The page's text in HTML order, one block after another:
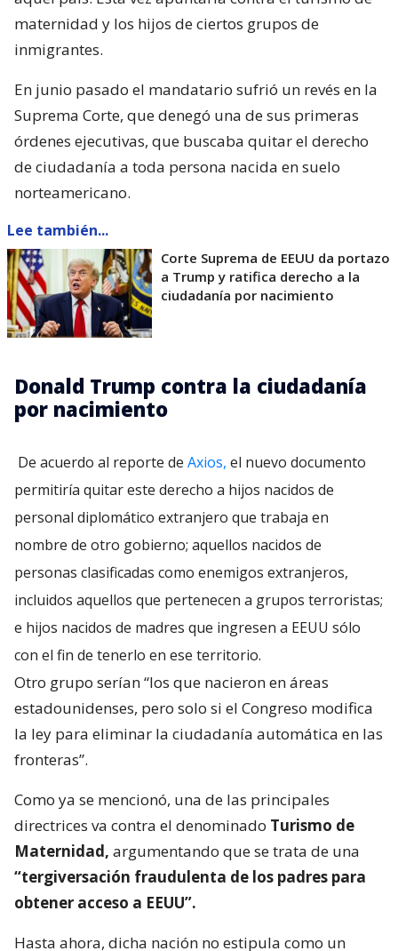
maternidad y los hijos de ciertos grupos de
inmigrantes.
En junio pasado el mandatario sufrió un revés en la
Suprema Corte, que denegó una de sus primeras
órdenes ejecutivas, que buscaba quitar el derecho
de ciudadanía a toda persona nacida en suelo
norteamericano.
Lee también...
Corte Suprema de EEUU da portazo
a Trump y ratifica derecho a la
ciudadanía por nacimiento
Donald Trump contra la ciudadanía
por nacimiento
De acuerdo al reporte de Axios, el nuevo documento
permitiría quitar este derecho a hijos nacidos de
personal diplomático extranjero que trabaja en
nombre de otro gobierno; aquellos nacidos de
personas clasificadas como enemigos extranjeros,
incluidos aquellos que pertenecen a grupos terroristas;
e hijos nacidos de madres que ingresen a EEUU sólo
con el fin de tenerlo en ese territorio.
Otro grupo serían “los que nacieron en áreas
estadounidenses, pero solo si el Congreso modifica
la ley para eliminar la ciudadanía automática en las
fronteras”.
Como ya se mencionó, una de las principales
directrices va contra el denominado Turismo de
Maternidad, argumentando que se trata de una
“tergiversación fraudulenta de los padres para
obtener acceso a EEUU”.
Hasta ahora, dicha nación no estipula como un